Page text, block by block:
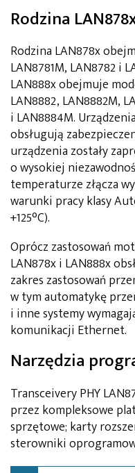
Rodzina
Rodzina LAN878x
LAN8781M, LAN8782 i
LAN888x obejmuje
LAN8882, LAN8882M,
i LAN8884M.
obsługują
urządzenia zostały
o wysokiej
temperaturze złącza
warunki pracy klasy
+125°C).
Oprócz zastosowań
LAN878x i LAN888x
zakres zastosowań
w tym automatykę
i inne systemy
komunikacji Ethernet.
Narzędzia
Transceivery PHY
przez kompleksowe
sprzętowe; karty
sterowniki